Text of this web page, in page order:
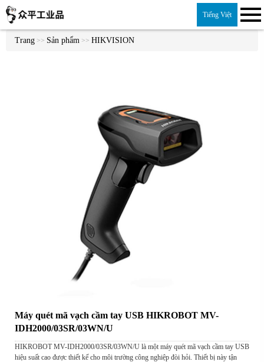
Tiếng Việt
Trang >> Sản phẩm >> HIKVISION
Máy quét mã vạch cầm tay USB HIKROBOT MV-
IDH2000/03SR/03WN/U
HIKROBOT MV-IDH2000/03SR/03WN/U là một máy quét mã vạch cầm tay USB
hiệu suất cao được thiết kế cho môi trường công nghiệp đòi hỏi. Thiết bị này tận